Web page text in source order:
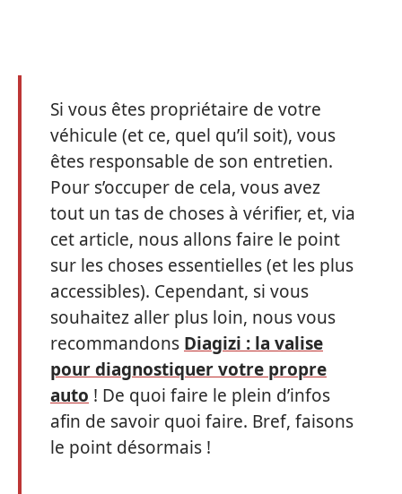
Si vous êtes propriétaire de votre
véhicule (et ce, quel qu’il soit), vous
êtes responsable de son entretien.
Pour s’occuper de cela, vous avez
tout un tas de choses à vérifier, et, via
cet article, nous allons faire le point
sur les choses essentielles (et les plus
accessibles). Cependant, si vous
souhaitez aller plus loin, nous vous
recommandons Diagizi : la valise
pour diagnostiquer votre propre
auto ! De quoi faire le plein d’infos
afin de savoir quoi faire. Bref, faisons
le point désormais !